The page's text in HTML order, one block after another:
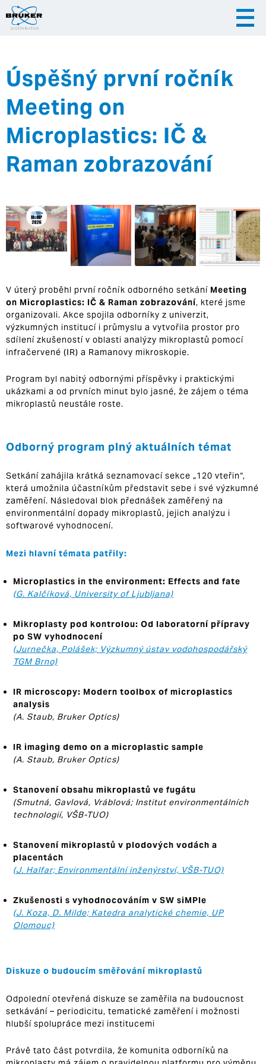
Česky | English
|
Hrvatska
Úspěšný první ročník
Meeting on
Microplastics: IČ &
Raman zobrazování
V úterý proběhl první ročník odborného setkání Meeting
on Microplastics: IČ & Raman zobrazování, které jsme
organizovali. Akce spojila odborníky z univerzit,
výzkumných institucí i průmyslu a vytvořila prostor pro
sdílení zkušeností v oblasti analýzy mikroplastů pomocí
infračervené (IR) a Ramanovy mikroskopie.
Program byl nabitý odbornými příspěvky i praktickými
ukázkami a od prvních minut bylo jasné, že zájem o téma
mikroplastů neustále roste.
Odborný program plný aktuálních témat
Setkání zahájila krátká seznamovací sekce „120 vteřin“,
která umožnila účastníkům představit sebe i své výzkumné
zaměření. Následoval blok přednášek zaměřený na
environmentální dopady mikroplastů, jejich analýzu i
softwarové vyhodnocení.
Mezi hlavní témata patřily:
Microplastics in the environment: Effects and fate
(G. Kalčíková, University of Ljubljana)
Mikroplasty pod kontrolou: Od laboratorní přípravy
po SW vyhodnocení
(Jurnečka, Polášek; Výzkumný ústav vodohospodářský
TGM Brno)
IR microscopy: Modern toolbox of microplastics
analysis
(A. Staub, Bruker Optics)
IR imaging demo on a microplastic sample
(A. Staub, Bruker Optics)
Stanovení obsahu mikroplastů ve fugátu
(Smutná, Gavlová, Vráblová; Institut environmentálních
technologií, VŠB-TUO)
Stanovení mikroplastů v plodových vodách a
placentách
(J. Halfar; Environmentální inženýrství, VŠB-TUO)
Zkušenosti s vyhodnocováním v SW siMPle
(J. Koza, D. Milde; Katedra analytické chemie, UP
Olomouc)
Diskuze o budoucím směřování mikroplastů
Odpolední otevřená diskuze se zaměřila na budoucnost
setkávání – periodicitu, tematické zaměření i možnosti
hlubší spolupráce mezi institucemi
Právě tato část potvrdila, že komunita odborníků na